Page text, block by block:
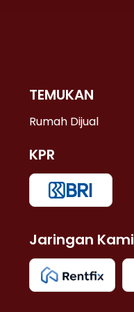
TEMUKAN
Rumah Dijual
KPR
Jaringan Kami